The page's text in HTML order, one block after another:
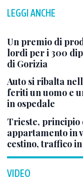
LEGGI ANCHE
Un premio di
lordi per i 300
di Gorizia
Auto si ribalta
feriti un uomo e
in ospedale
Trieste, principio
appartamento in
cestino, traffico
VIDEO